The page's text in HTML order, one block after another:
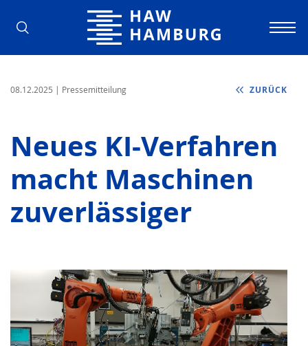
Hochschule für Angewandte
08.12.2025 | Pressemitteilung ZURÜCK
Neues KI-Verfahren
macht Maschinen
zuverlässiger